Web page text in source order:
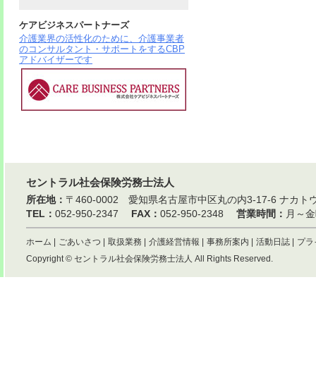
ケアビジネスパートナーズ
介護業界の活性化のために、介護事業者
のコンサルタント・サポートをするCBP
アドバイザーです
セントラル社会保険労務士法人
所在地： 〒460-0002 愛知県名古屋市中区丸の内3-17-6 ナカ
TEL： 052-950-2347 FAX： 052-950-2348 営業時間： 月～
ホーム ごあいさつ 取扱業務 介護経営情報 事務所案内 活動日誌
プ
Copyright © セントラル社会保険労務士法人 All Rights Reserved.